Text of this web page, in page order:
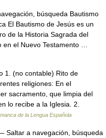
búsqueda Bautismo
El Bautismo de Jesús es un
de la Historia Sagrada del
en el Nuevo Testamento …
1. (no contable) Rito de
religiones: En el
sacramento, que limpia del
lo recibe a la Iglesia. 2.
de la Lengua Española
Saltar a navegación, búsqueda